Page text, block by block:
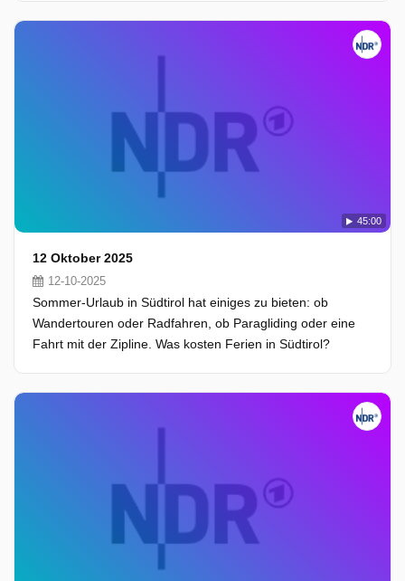
45:00
12 Oktober 2025
12-10-2025
Sommer-Urlaub in Südtirol hat einiges zu bieten: ob
Wandertouren oder Radfahren, ob Paragliding oder eine
Fahrt mit der Zipline. Was kosten Ferien in Südtirol?